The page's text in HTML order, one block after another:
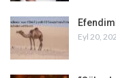
Eyl 20,